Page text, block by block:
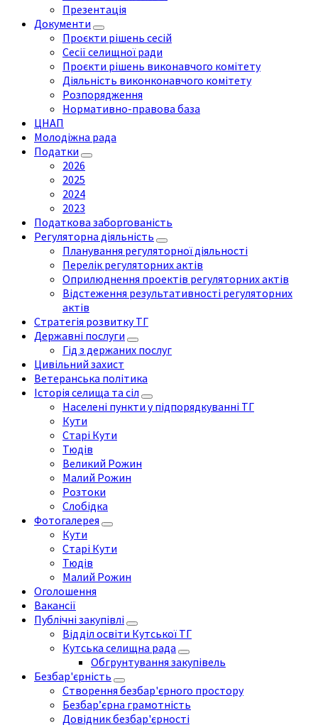
Презентація
Документи
Проєкти рішень сесій
Сесії селищної ради
Проєкти рішень виконавчого комітету
Діяльність виконконавчого комітету
Розпорядження
Нормативно-правова база
ЦНАП
Молодіжна рада
Податки
2026
2025
2024
2023
Податкова заборгованість
Регуляторна діяльність
Планування регуляторної діяльності
Перелік регуляторних актів
Оприлюднення проектів регуляторних актів
Відстеження результативності регуляторних
актів
Стратегія розвитку ТГ
Державні послуги
Гід з держаних послуг
Цивільний захист
Ветеранська політика
Історія селища та сіл
Населені пункти у підпорядкуванні ТГ
Кути
Старі Кути
Тюдів
Великий Рожин
Малий Рожин
Розтоки
Слобідка
Фотогалерея
Кути
Старі Кути
Тюдів
Малий Рожин
Оголошення
Вакансії
Публічні закупівлі
Відділ освіти Кутської ТГ
Кутська селищна рада
Обгрунтування закупівель
Безбар'єрність
Створення безбар'єрного простору
Безбар’єрна грамотність
Довідник безбар'єрності